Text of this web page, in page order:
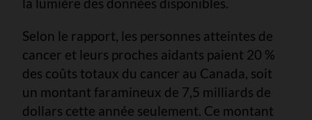
Selon le rapport, les personnes atteintes de
cancer et leurs proches aidants paient 20 %
des coûts totaux du cancer au Canada, soit
un montant faramineux de 7,5 milliards de
dollars cette année seulement. Ce montant